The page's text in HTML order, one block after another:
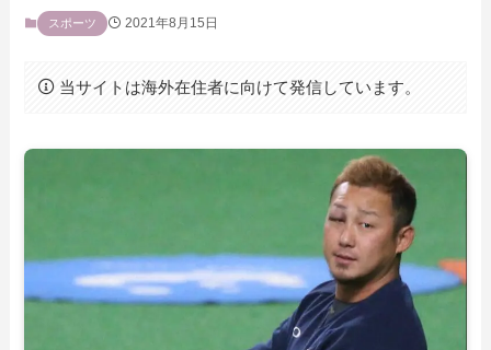
スポーツ 2021年8月15日
当サイトは海外在住者に向けて発信しています。